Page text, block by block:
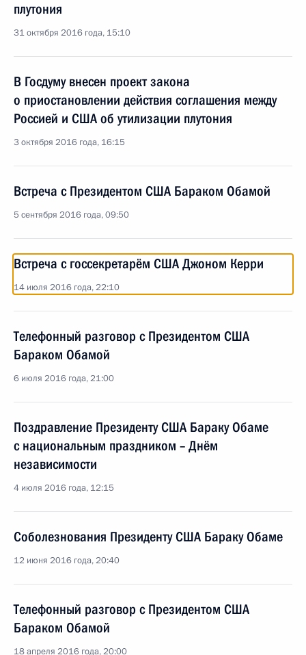
плутония
31 октября 2016 года, 15:10
В Госдуму внесен проект закона
о приостановлении действия соглашения между
Россией и США об утилизации плутония
3 октября 2016 года, 16:15
Встреча с Президентом США Бараком Обамой
5 сентября 2016 года, 09:50
Встреча с госсекретарём США Джоном Керри
14 июля 2016 года, 22:10
Телефонный разговор с Президентом США
Бараком Обамой
6 июля 2016 года, 21:00
Поздравление Президенту США Бараку Обаме
с национальным праздником – Днём
независимости
4 июля 2016 года, 12:15
Соболезнования Президенту США Бараку Обаме
12 июня 2016 года, 20:40
Телефонный разговор с Президентом США
Бараком Обамой
18 апреля 2016 года, 20:00